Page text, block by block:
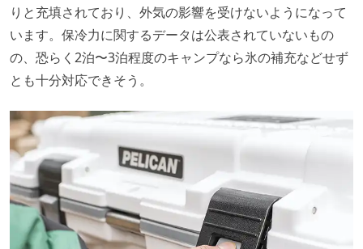
りと充填されており、外気の影響を受けないようになって
います。保冷力に関するデータは公表されていないもの
の、恐らく2泊〜3泊程度のキャンプなら氷の補充などせず
とも十分対応できそう。